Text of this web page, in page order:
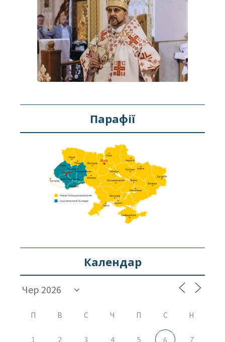
Парафії
Календар
П В С Ч П С Н
1 2 3 4 5 6 7